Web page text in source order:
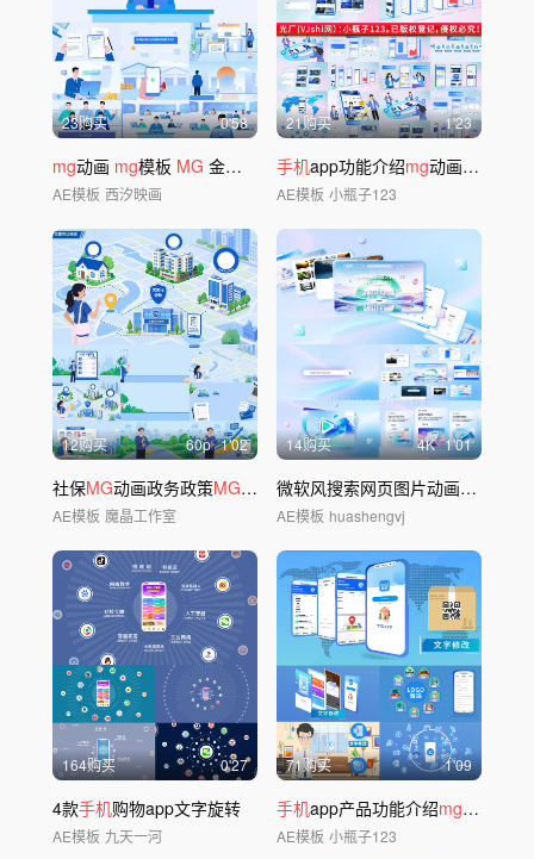
23购买 0'58
mg动画 mg模板 MG 金融 金融
AE模板 西汐映画
21购买 1'23
手机app功能介绍mg动画模板
AE模板 小瓶子123
12购买 60p 1'02
社保MG动画政务政策MG动画
AE模板 魔晶工作室
14购买 4K 1'01
微软风搜索网页图片动画包装
AE模板 huashengvj
164购买 0'27
4款手机购物app文字旋转
AE模板 九天一河
71购买 1'09
手机app产品功能介绍mg动画
AE模板 小瓶子123